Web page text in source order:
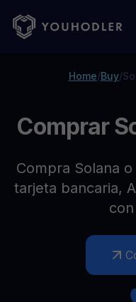
Home/Buy/
Comprar
Compra Solana
tarjeta bancaria,